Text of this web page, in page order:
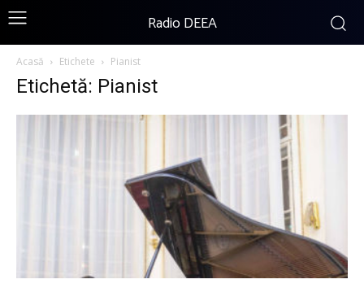
Radio DEEA
Acasă Etichete Pianist
Etichetă: Pianist